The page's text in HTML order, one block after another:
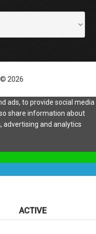
2026
ads, to provide social media
share information about
advertising and analytics
ACTIVE